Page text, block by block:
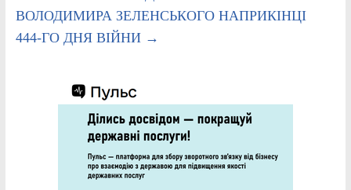
ВОЛОДИМИРА ЗЕЛЕНСЬКОГО НАПРИКІНЦІ
444-ГО ДНЯ ВІЙНИ →